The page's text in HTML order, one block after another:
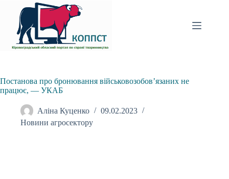
вмісту
Постанова про бронювання військовозобов’язаних не
працює, — УКАБ
Аліна Куценко
09.02.2023
Новини агросектору